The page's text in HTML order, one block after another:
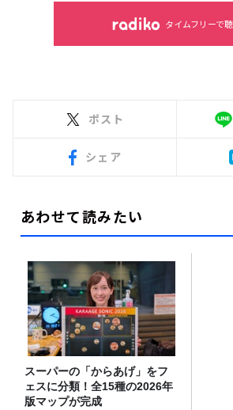
タイムフリーで
ポスト
シェア
あわせて読みたい
スーパーの「からあげ」をフ
ェスに分類！全15種の2026年
版マップが完成